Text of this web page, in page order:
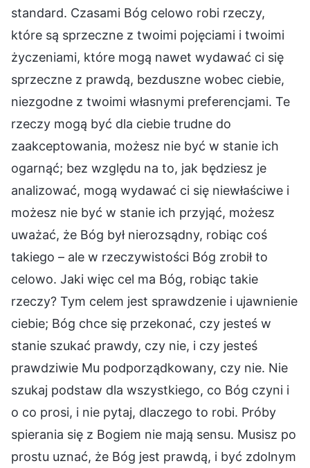
standard. Czasami Bóg celowo robi rzeczy,
które są sprzeczne z twoimi pojęciami i twoimi
życzeniami, które mogą nawet wydawać ci się
sprzeczne z prawdą, bezduszne wobec ciebie,
niezgodne z twoimi własnymi preferencjami. Te
rzeczy mogą być dla ciebie trudne do
zaakceptowania, możesz nie być w stanie ich
ogarnąć; bez względu na to, jak będziesz je
analizować, mogą wydawać ci się niewłaściwe i
możesz nie być w stanie ich przyjąć, możesz
uważać, że Bóg był nierozsądny, robiąc coś
takiego – ale w rzeczywistości Bóg zrobił to
celowo. Jaki więc cel ma Bóg, robiąc takie
rzeczy? Tym celem jest sprawdzenie i ujawnienie
ciebie; Bóg chce się przekonać, czy jesteś w
stanie szukać prawdy, czy nie, i czy jesteś
prawdziwie Mu podporządkowany, czy nie. Nie
szukaj podstaw dla wszystkiego, co Bóg czyni i
o co prosi, i nie pytaj, dlaczego to robi. Próby
spierania się z Bogiem nie mają sensu. Musisz po
prostu uznać, że Bóg jest prawdą, i być zdolnym